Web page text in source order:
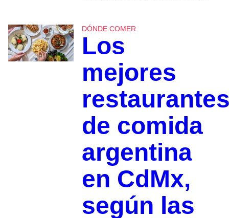
DÓNDE COMER
Los
mejores
de comida
argentina
en CdMx,
según las